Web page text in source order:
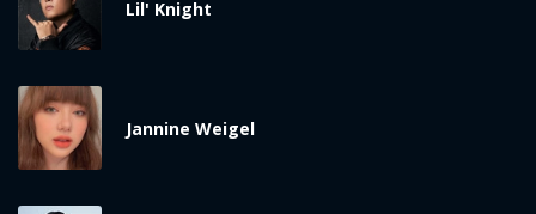
Lil' Knight
Jannine Weigel